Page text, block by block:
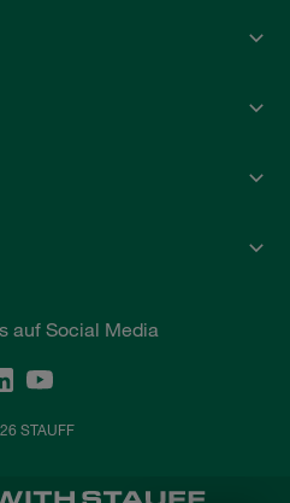
auf Social Media
STAUFF